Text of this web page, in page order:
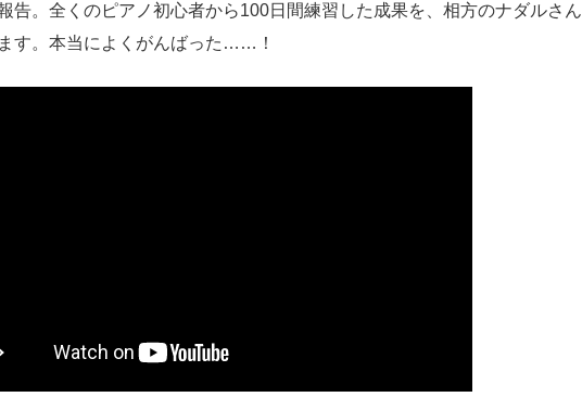
告。全くのピアノ初心者から100日間練習した成果を、相方のナダルさん
す。本当によくがんばった……！